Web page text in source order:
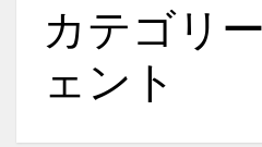
カテゴリ
ェント